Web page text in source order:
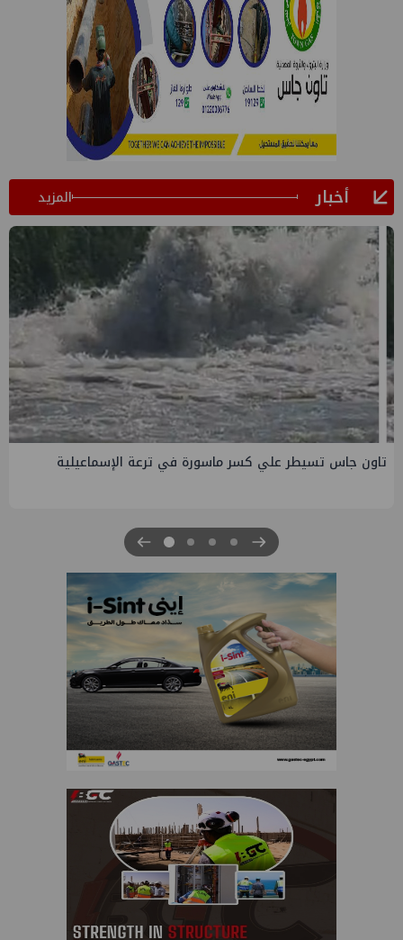
أخبار المزيد
تاون جاس تسيطر علي كسر ماسورة في ترعة الإسماعيلية